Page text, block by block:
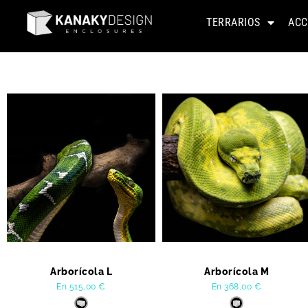
TERRARIOS
Arborícola L
En 515,00€
Arborícola M
En368,00 €